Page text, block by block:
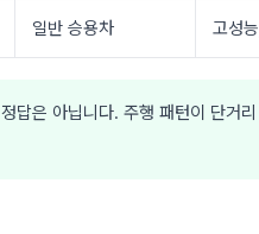
일반 승용차 고성
답은 아닙니다. 주행 패턴이 단거